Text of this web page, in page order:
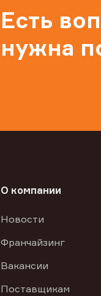
Есть
нужна
О компании
Новости
Франчайзинг
Вакансии
Поставщикам